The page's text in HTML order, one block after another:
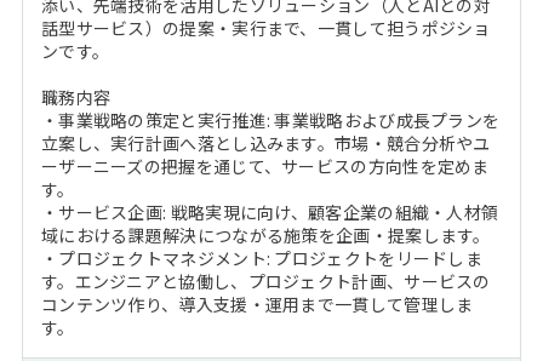
年齢と年収の相関図
添い、先端技術を活用したソリューション（人とAIとの対
話型サービス）の提案・実行まで、一貫して担うポジショ
ンです。
職務内容
・事業戦略の策定と実行推進: 事業戦略および成長プランを
立案し、実行計画へ落とし込みます。市場・競合分析やユ
ーザーニーズの把握を通じて、サービスの方向性を定めま
す。
・サービス企画: 戦略実現に向け、顧客企業の組織・人材領
域における課題解決につながる施策を企画・提案します。
・プロジェクトマネジメント: プロジェクトをリードしま
す。エンジニアと協働し、プロジェクト計画、サービスの
コンテンツ作り、導入支援・運用まで一貫して管理しま
す。